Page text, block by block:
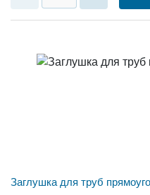
Заглушка для труб